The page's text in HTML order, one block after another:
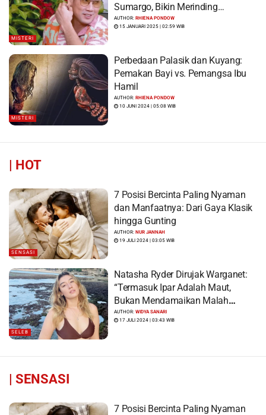
MISTERI
Sumargo, Bikin Merinding…
AUTHOR:RHIENA PONDOW
15 JANUARI 2025 | 02:59 WIB
MISTERI
Perbedaan Palasik dan Kuyang:
Pemakan Bayi vs. Pemangsa Ibu
Hamil
AUTHOR:RHIENA PONDOW
10 JUNI 2024 | 05:08 WIB
| HOT
SENSASI
7 Posisi Bercinta Paling Nyaman
dan Manfaatnya: Dari Gaya Klasik
hingga Gunting
AUTHOR:NUR JANNAH
19 JULI 2024 | 03:05 WIB
SELEB
Natasha Ryder Dirujak Warganet:
“Termasuk Ipar Adalah Maut,
Bukan Mendamaikan Malah
Menyiram Bensin”
AUTHOR:WIDYA SANARI
17 JULI 2024 | 03:43 WIB
| SENSASI
7 Posisi Bercinta Paling Nyaman